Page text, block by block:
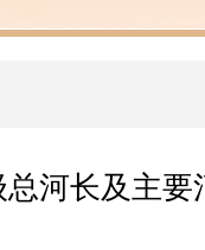
河长及主要